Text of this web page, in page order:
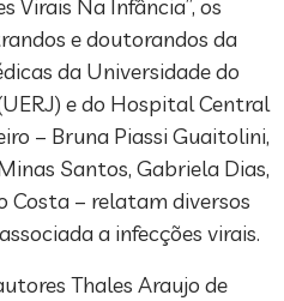
Virais Na Infância”, os
e doutorandos da
da Universidade do
e do Hospital Central
– Bruna Piassi Guaitolini,
Santos, Gabriela Dias,
Costa – relatam diversos
a infecções virais.
Thales Araujo de